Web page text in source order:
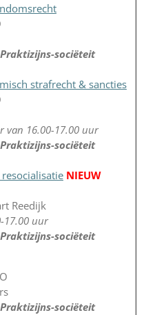
sociëteit
strafrecht & sancties
van 16.00-17.00 uur
sociëteit
NIEUW
Reedijk
17.00 uur
sociëteit
sociëteit